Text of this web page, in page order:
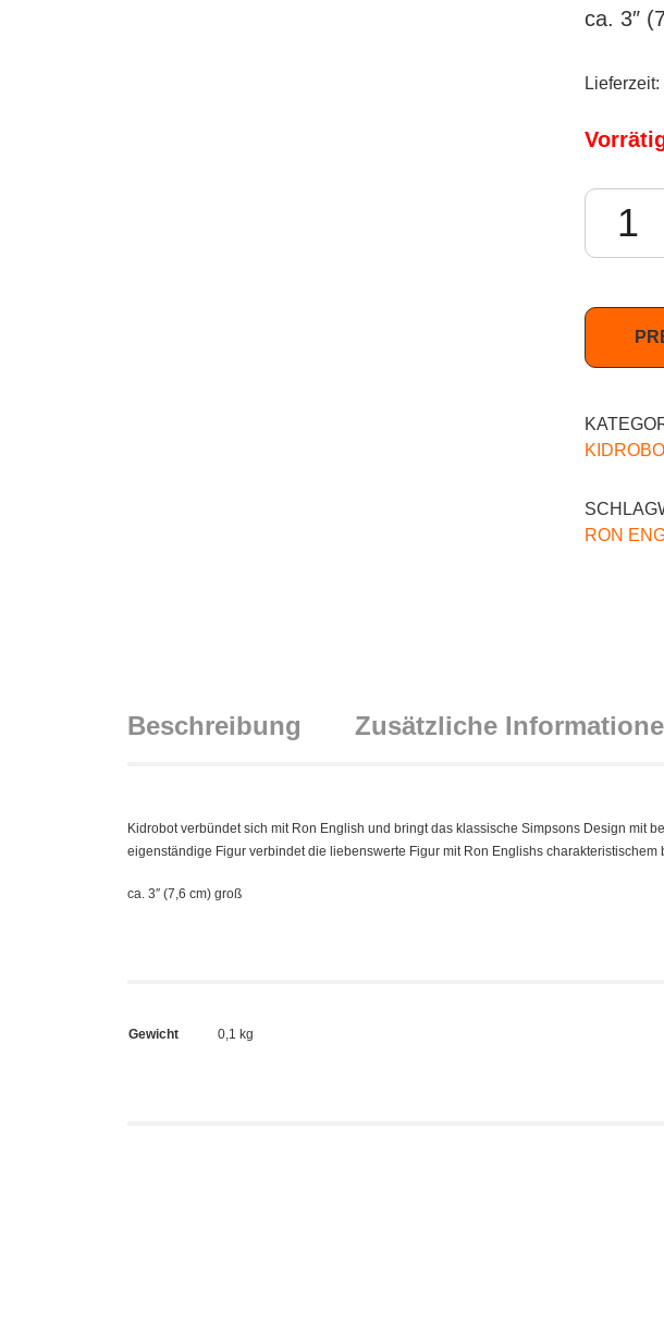
ca. 3″
Lieferzeit:
Kidrobot
RON
Beschreibung Zusätzliche
Kidrobot verbündet sich mit Ron English und bringt das klassische Simpsons Design mit
eigenständige Figur verbindet die liebenswerte Figur mit Ron Englishs charakteristischem
ca. 3″ (7,6 cm) groß
Gewicht 0,1 kg